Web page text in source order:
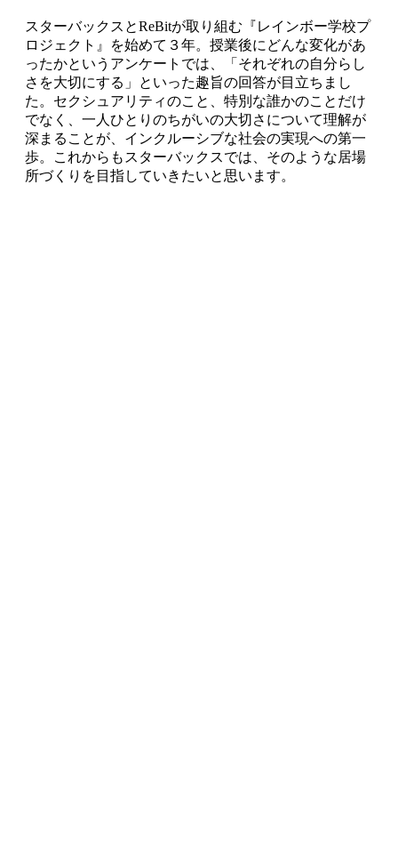
スターバックスとReBitが取り組む『レインボー学校プ
ロジェクト』を始めて３年。授業後にどんな変化があ
ったかというアンケートでは、「それぞれの自分らし
さを大切にする」といった趣旨の回答が目立ちまし
た。セクシュアリティのこと、特別な誰かのことだけ
でなく、一人ひとりのちがいの大切さについて理解が
深まることが、インクルーシブな社会の実現への第一
歩。これからもスターバックスでは、そのような居場
所づくりを目指していきたいと思います。